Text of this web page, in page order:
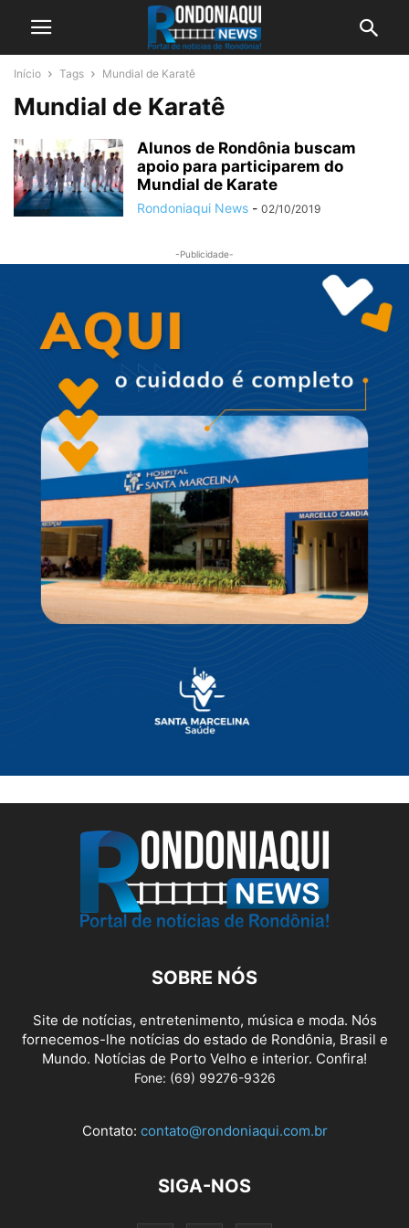
Início Tags Mundial de Karatê
Mundial de Karatê
Alunos de Rondônia buscam
apoio para participarem do
Mundial de Karate
Rondoniaqui News - 02/10/2019
-Publicidade-
SOBRE NÓS
Site de notícias, entretenimento, música e moda. Nós
fornecemos-lhe notícias do estado de Rondônia, Brasil e
Mundo. Notícias de Porto Velho e interior. Confira!
Fone: (69) 99276-9326
Contato: contato@rondoniaqui.com.br
SIGA-NOS